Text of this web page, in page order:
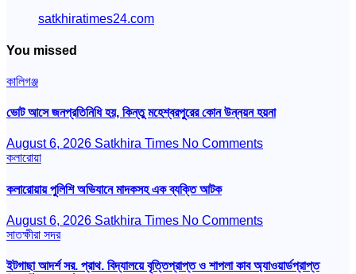
satkhiratimes24.com
You missed
কালিগঞ্জ
ভোট আসে জনপ্রতিনিধি হয়, কিন্তু মহেশ্বরপুরের কোন উন্নয়ন হয়না
August 6, 2026 Satkhira Times No Comments
কলারোয়া
কলারোয়ায় পুলিশি অভিযানে মাদকসহ এক ব্যক্তি আটক
August 6, 2026 Satkhira Times No Comments
সাতক্ষীরা সদর
ইটগাছা আদর্শ সর. প্রাথ. বিদ্যালয়ে বৃত্তিপ্রাপ্ত ও শাপলা কাব অ্যাওয়ার্ডপ্রাপ্ত